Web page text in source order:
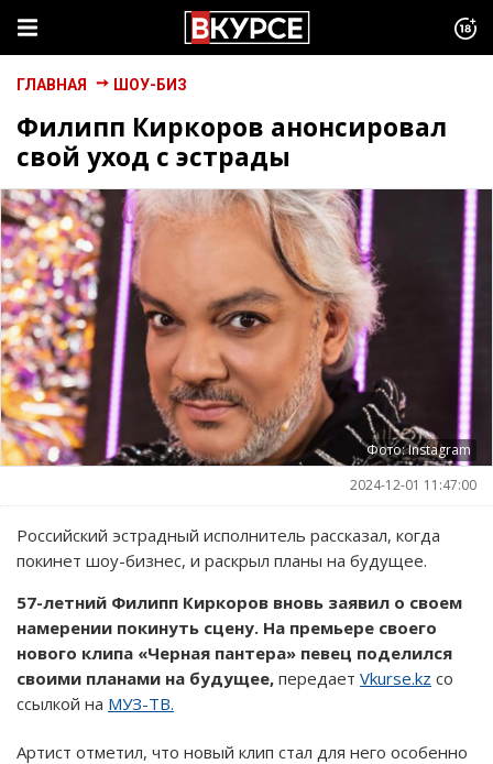
ГЛАВНАЯ ШОУ-БИЗ
Филипп Киркоров анонсировал
свой уход с эстрады
Фото: Instagram
2024-12-01 11:47:00
Российский эстрадный исполнитель рассказал, когда
покинет шоу-бизнес, и раскрыл планы на будущее.
57-летний Филипп Киркоров вновь заявил о своем
намерении покинуть сцену. На премьере своего
нового клипа «Черная пантера» певец поделился
своими планами на будущее, передает Vkurse.kz со
ссылкой на МУЗ-ТВ.
Артист отметил, что новый клип стал для него особенно